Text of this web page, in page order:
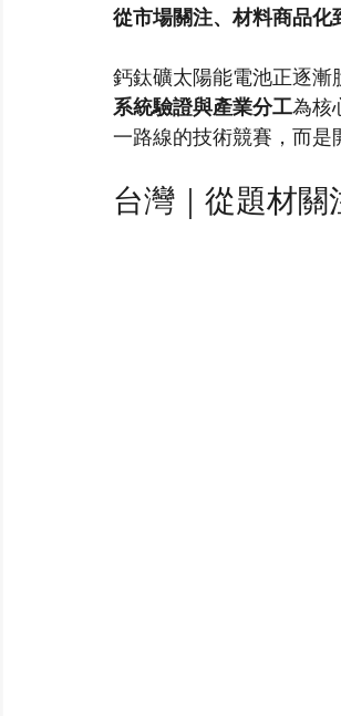
從市場關注、材料商品
鈣鈦礦太陽能電池正逐漸
系統驗證與產業分工為核
一路線的技術競賽，而
台灣｜從題材